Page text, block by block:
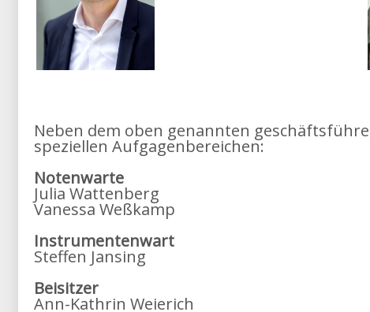
Neben dem oben genannten
speziellen Aufgagenbereichen:
Notenwarte
Julia Wattenberg
Vanessa Weßkamp
Instrumentenwart
Steffen Jansing
Beisitzer
Ann-Kathrin Weierich